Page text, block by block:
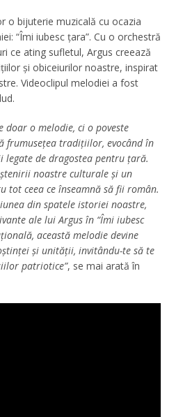
o bijuterie muzicală cu ocazia
“Îmi iubesc țara”. Cu o orchestră
ce ating sufletul, Argus creează
și obiceiurilor noastre, inspirat
Videoclipul melodiei a fost
doar o melodie, ci o poveste
frumusețea tradițiilor, evocând în
de dragostea pentru țară.
noastre culturale și un
tot ceea ce înseamnă să fii român.
din spatele istoriei noastre,
ale lui Argus în “Îmi iubesc
această melodie devine
și unității, invitându-te să te
patriotice”, se mai arată în